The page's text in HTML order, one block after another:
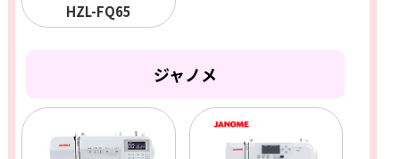
HZL-FQ65
ジャノメ